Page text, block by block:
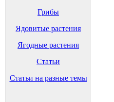
Грибы
Ядовитые растения
Ягодные растения
Статьи
Статьи на разные темы